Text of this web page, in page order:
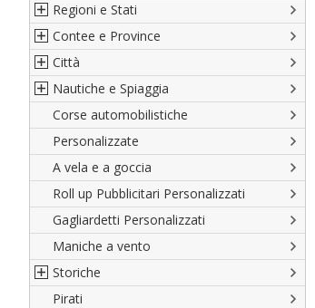
Nord America
Sud America
Europa
Africa
Asia
Oceania
Regioni e Stati
Regioni italiane
Territori Italiani
Stati USA
Francesi
Spagnole
Austriache
Tedesche
Regioni varie
Contee e Province
Cantoni Svizzeri
Province Italiane
Province Spagnole
Francia d'oltremare
Territori britannici d'oltremare
Varie Province del Mondo
Città
Città Italiane
Città spagnole
Città francesi
Città del mondo
Nautiche e Spiaggia
Militari e Mercantili
Codice internazionale nautico
Gran Pavese
Da spiaggia
Di cortesia
Corse automobilistiche
Personalizzate
A vela e a goccia
Roll up Pubblicitari Personalizzati
Gagliardetti Personalizzati
Maniche a vento
Storiche
Italiane
Pirati